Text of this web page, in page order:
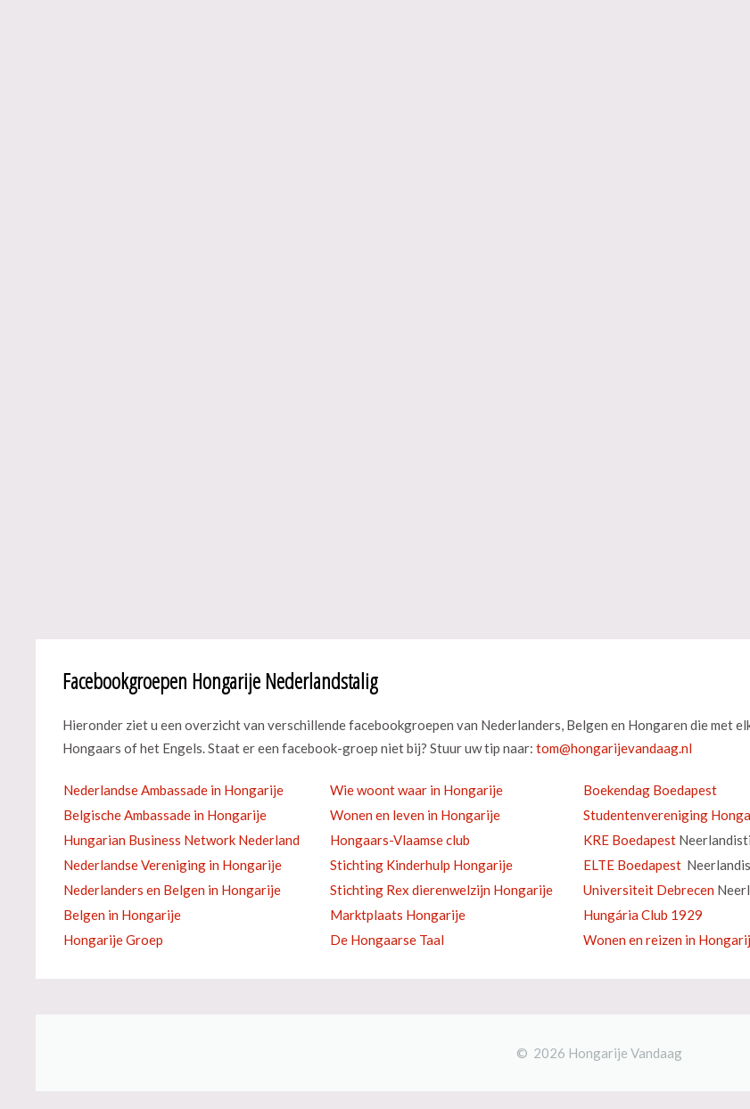
Facebookgroepen Hongarije Nederlandstalig
Hieronder ziet u een overzicht van verschillende facebookgroepen van Nederlanders, Belgen en Hongaren die met
Hongaars of het Engels. Staat er een facebook-groep niet bij? Stuur uw tip naar:
Nederlandse Ambassade in Hongarije Wie woont waar in Hongarije
Boekendag Boedapest
Belgische Ambassade in Hongarije
Wonen en leven in Hongarije
Studentenvereniging
Hungarian Business Network Nederland
Hongaars-Vlaamse club KRE Boedapest
Nederlandse Vereniging in Hongarije
Stichting Kinderhulp Hongarije ELTE Boedapest
Nederlanders en Belgen in Hongarije
Stichting Rex dierenwelzijn Hongarije Universiteit Debrecen
Belgen in Hongarije
Marktplaats Hongarije
Hungária Club 1929
Hongarije Groep
De Hongaarse Taal Wonen en reizen in
© 2026 Hongarije Vandaag